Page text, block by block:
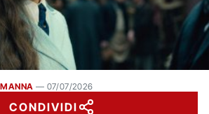
— 07/07/2026
CONDIVIDI